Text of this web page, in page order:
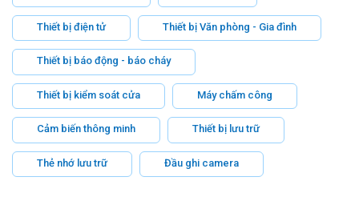
Thiết bị điện tử Thiết bị Văn phòng - Gia đình
Thiết bị báo động - báo cháy
Thiết bị kiểm soát cửa Máy chấm công
Cảm biến thông minh Thiết bị lưu trữ
Thẻ nhớ lưu trữ Đầu ghi camera